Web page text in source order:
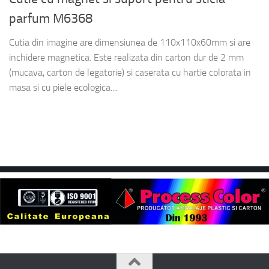
parfum M6368
Cutia din imagine are dimensiunea de 110x110x60mm si are
inchidere magnetica. Este realizata din carton dur de 2 mm
(mucava, carton de legatorie) si caserata cu hartie colorata in
masa si cu piele ecologica....